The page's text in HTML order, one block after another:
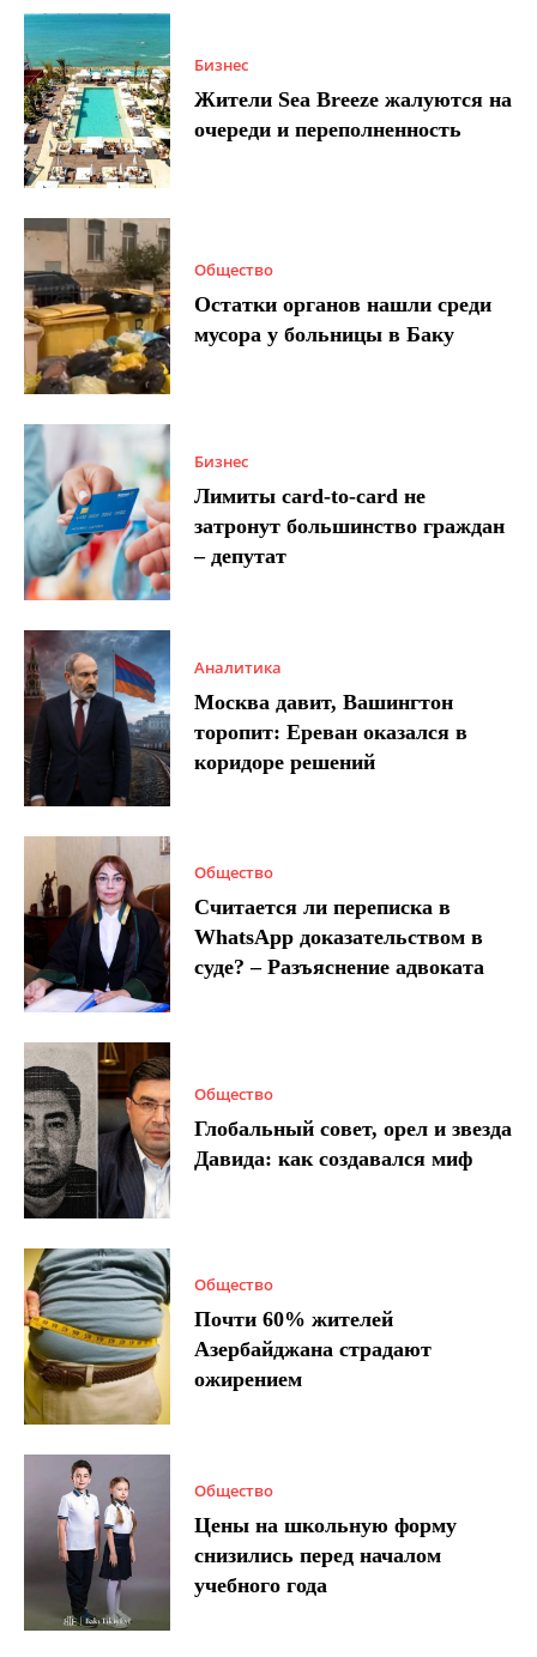
Бизнес
Жители Sea Breeze жалуются на
очереди и переполненность
Общество
Остатки органов нашли среди
мусора у больницы в Баку
Бизнес
Лимиты card-to-card не
затронут большинство граждан
– депутат
Аналитика
Москва давит, Вашингтон
торопит: Ереван оказался в
коридоре решений
Общество
Считается ли переписка в
WhatsApp доказательством в
суде? – Разъяснение адвоката
Общество
Глобальный совет, орел и звезда
Давида: как создавался миф
Общество
Почти 60% жителей
Азербайджана страдают
ожирением
Общество
Цены на школьную форму
снизились перед началом
учебного года